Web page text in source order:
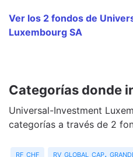
Ver los 2 fondos de
Luxembourg SA
Categorías donde
Universal-Investment
categorías a través de 2
rf chf rv global cap.